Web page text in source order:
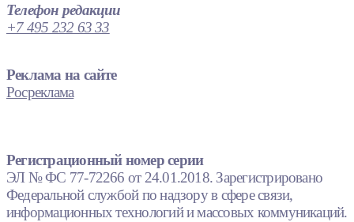
Телефон редакции
+7 495 232 63 33
Реклама на сайте
Росреклама
Регистрационный номер серии
ЭЛ № ФС 77-72266 от 24.01.2018. Зарегистрировано
Федеральной службой по надзору в сфере связи,
информационных технологий и массовых коммуникаций.